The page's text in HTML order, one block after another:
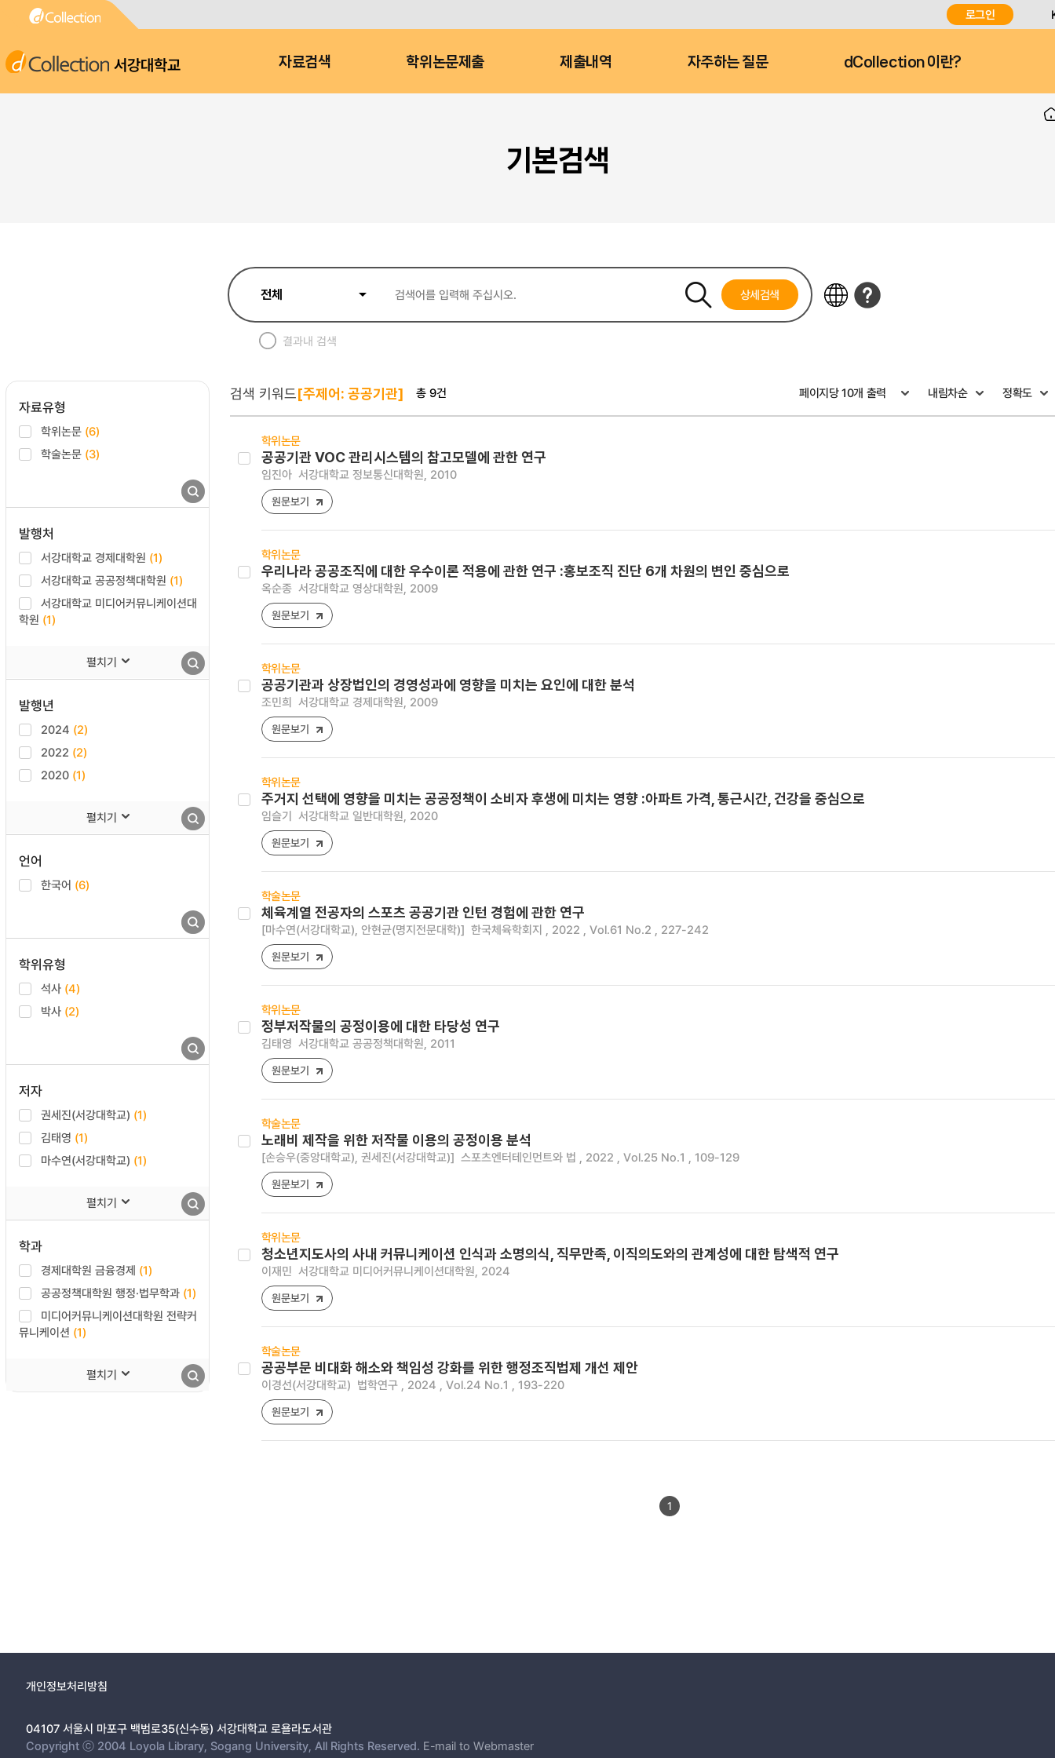
로그인
서강대학교 자료검색 학위논문제출 제출내역 자주하는 질문 dCollection 이란?
기본검색
상세검색
결과내 검색
자료유형
학위논문 (6)
학술논문 (3)
발행처
서강대학교 경제대학원 (1)
서강대학교 공공정책대학원 (1)
서강대학교 미디어커뮤니케이션대
학원 (1)
펼치기
발행년
2024 (2)
2022 (2)
2020 (1)
펼치기
언어
한국어 (6)
학위유형
석사 (4)
박사 (2)
저자
권세진(서강대학교) (1)
김태영 (1)
마수연(서강대학교) (1)
펼치기
학과
경제대학원 금융경제 (1)
공공정책대학원 행정·법무학과 (1)
미디어커뮤니케이션대학원 전략커
뮤니케이션 (1)
펼치기
검색 키워드[주제어: 공공기관] 총 9건
학위논문
공공기관 VOC 관리시스템의 참고모델에 관한 연구
임진아 서강대학교 정보통신대학원, 2010
원문보기
학위논문
우리나라 공공조직에 대한 우수이론 적용에 관한 연구 :홍보조직 진단 6개 차원의 변인 중심으로
옥순종 서강대학교 영상대학원, 2009
원문보기
학위논문
공공기관과 상장법인의 경영성과에 영향을 미치는 요인에 대한 분석
조민희 서강대학교 경제대학원, 2009
원문보기
학위논문
주거지 선택에 영향을 미치는 공공정책이 소비자 후생에 미치는 영향 :아파트 가격, 통근시간, 건강을 중심으로
임슬기 서강대학교 일반대학원, 2020
원문보기
학술논문
체육계열 전공자의 스포츠 공공기관 인턴 경험에 관한 연구
[마수연(서강대학교), 안현균(명지전문대학)] 한국체육학회지 , 2022 , Vol.61 No.2 , 227-242
원문보기
학위논문
정부저작물의 공정이용에 대한 타당성 연구
김태영 서강대학교 공공정책대학원, 2011
원문보기
학술논문
노래비 제작을 위한 저작물 이용의 공정이용 분석
[손승우(중앙대학교), 권세진(서강대학교)] 스포츠엔터테인먼트와 법 , 2022 , Vol.25 No.1 , 109-129
원문보기
학위논문
청소년지도사의 사내 커뮤니케이션 인식과 소명의식, 직무만족, 이직의도와의 관계성에 대한 탐색적 연구
이재민 서강대학교 미디어커뮤니케이션대학원, 2024
원문보기
학술논문
공공부문 비대화 해소와 책임성 강화를 위한 행정조직법제 개선 제안
이경선(서강대학교) 법학연구 , 2024 , Vol.24 No.1 , 193-220
원문보기
1
개인정보처리방침
04107 서울시 마포구 백범로35(신수동) 서강대학교 로욜라도서관
Copyright ⓒ 2004 Loyola Library, Sogang University, All Rights Reserved. E-mail to Webmaster